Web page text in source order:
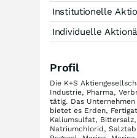
Institutionelle
Individuelle
Profil
Die K+S
Industrie, Pharma,
tätig. Das
bietet es Erden,
Kaliumsulfat,
Natriumchlorid,